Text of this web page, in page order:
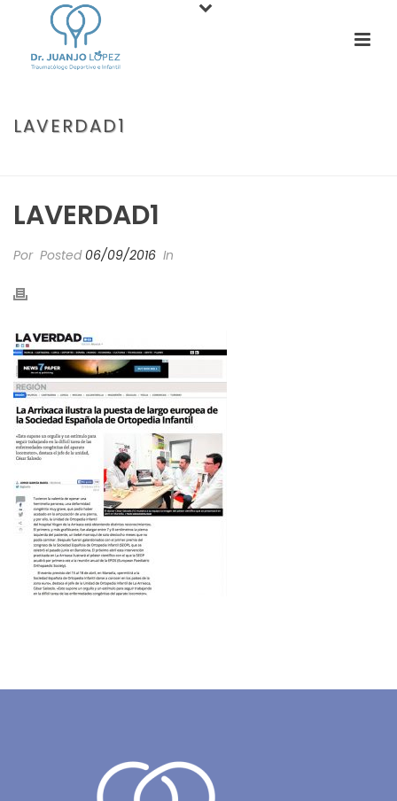
LAVERDAD1
LAVERDAD1
Por Posted 06/09/2016 In